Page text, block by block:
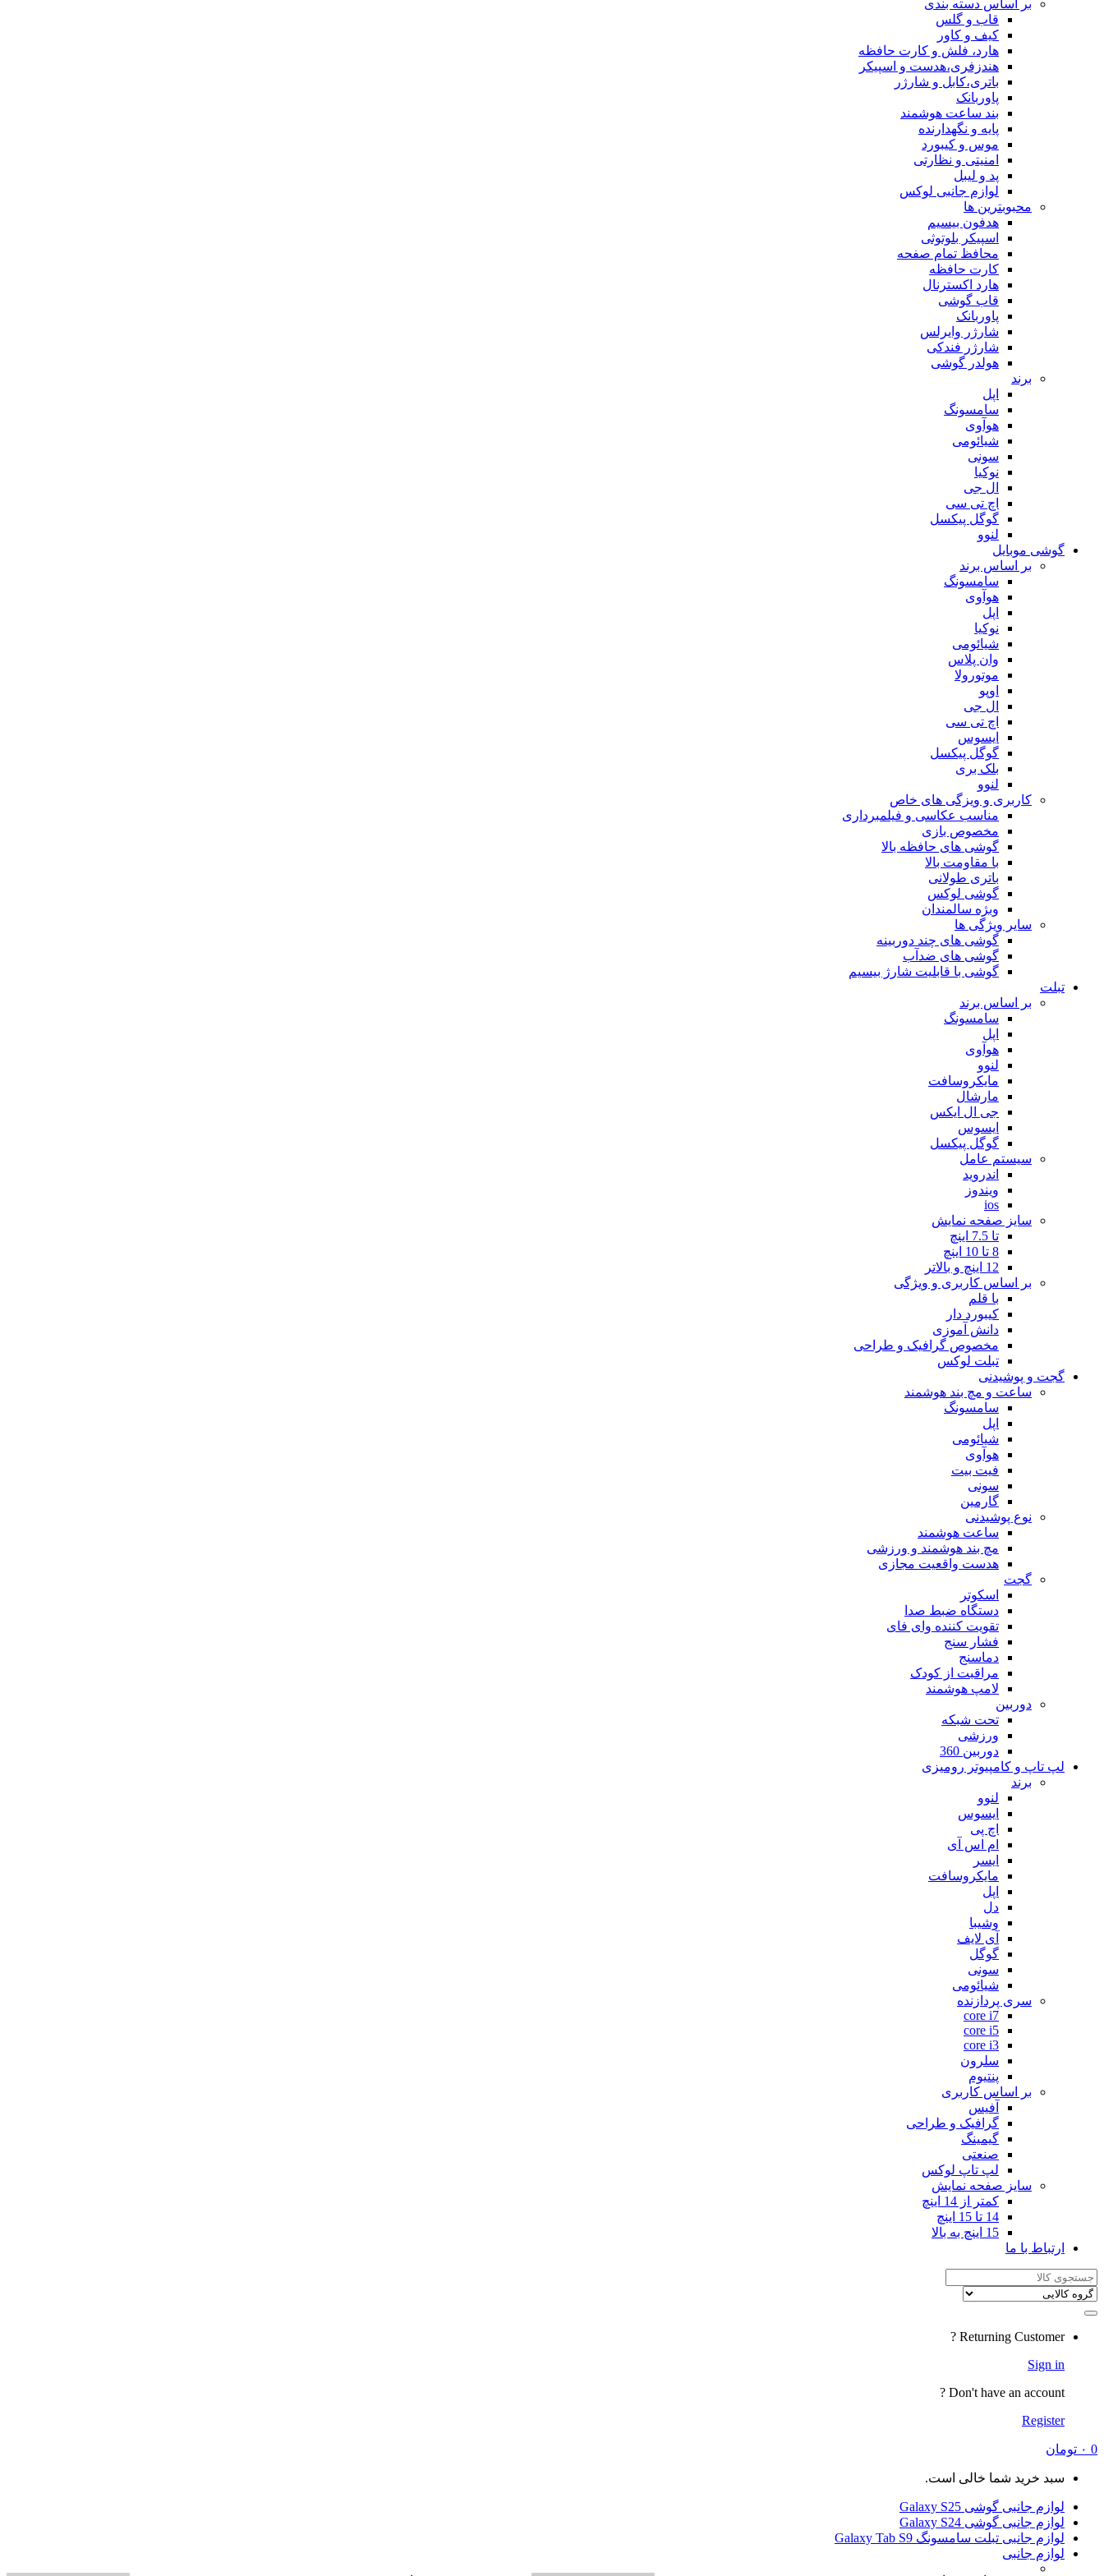
بر اساس دسته بندی
قاب و گلس
کیف و کاور
هارد، فلش و کارت حافظه
هندزفری،هدست و اسپیکر
باتری،کابل و شارژر
پاوربانک
بند ساعت هوشمند
پایه و نگهدارنده
موس و کیبورد
امنیتی و نظارتی
پد و لیبل
لوازم جانبی لوکس
محبوبترین ها
هدفون بیسیم
اسپیکر بلوتوثی
محافظ تمام صفحه
کارت حافظه
هارد اکسترنال
قاب گوشی
پاوربانک
شارژر وایرلس
شارژر فندکی
هولدر گوشی
برند
اپل
سامسونگ
هوآوی
شیائومی
سونی
نوکیا
ال جی
اچ تی سی
گوگل پیکسل
لنوو
گوشی موبایل
بر اساس برند
سامسونگ
هوآوی
اپل
نوکیا
شیائومی
وان پلاس
موتورولا
اوپو
ال جی
اچ تی سی
ایسوس
گوگل پیکسل
بلک بری
لنوو
کاربری و ویزگی های خاص
مناسب عکاسی و فیلمبرداری
مخصوص بازی
گوشی های حافظه بالا
با مقاومت بالا
باتری طولانی
گوشی لوکس
وبژه سالمندان
سایر ویژگی ها
گوشی های چند دوربینه
گوشی های ضدآب
گوشی با قابلیت شارژ بیسیم
تبلت
بر اساس برند
سامسونگ
اپل
هوآوی
لنوو
مایکروسافت
مارشال
جی ال ایکس
ایسوس
گوگل پیکسل
سیستم عامل
اندروید
ویندوز
ios
سایز صفحه نمایش
تا 7.5 اینچ
8 تا 10 اینچ
12 اینچ و بالاتر
بر اساس کاربری و ویژگی
با قلم
کیبورد دار
دانش آموزی
مخصوص گرافیک و طراحی
تبلت لوکس
گجت و پوشیدنی
ساعت و مچ بند هوشمند
سامسونگ
اپل
شیائومی
هوآوی
فیت بیت
سونی
گارمین
نوع پوشیدنی
ساعت هوشمند
مچ بند هوشمند و ورزشی
هدست واقعیت مجازی
گجت
اسکوتر
دستگاه ضبط صدا
تقویت کننده وای فای
فشار سنج
دماسنج
مراقبت از کودک
لامپ هوشمند
دوربین
تحت شبکه
ورزشی
دوربین 360
لپ تاپ و کامپیوتر رومیزی
برند
لنوو
ایسوس
اچ پی
ام اس آی
ایسر
مایکروسافت
اپل
دل
وشیبا
آی لایف
گوگل
سونی
شیائومی
سری پردازنده
core i7
core i5
core i3
سلرون
پنتیوم
بر اساس کاربری
آفیس
گرافیک و طراحی
گیمینگ
صنعتی
لپ تاپ لوکس
سایز صفحه نمایش
کمتر از 14 اینچ
14 تا 15 اینچ
15 اینچ به بالا
ارتباط با ما
Search
for:
Returning Customer ?
Sign in
Don't have an account ?
Register
0 ۰ تومان
سبد خرید شما خالی است.
لوازم جانبی گوشی Galaxy S25
لوازم جانبی گوشی Galaxy S24
لوازم جانبی تبلت سامسونگ Galaxy Tab S9
لوازم جانبی